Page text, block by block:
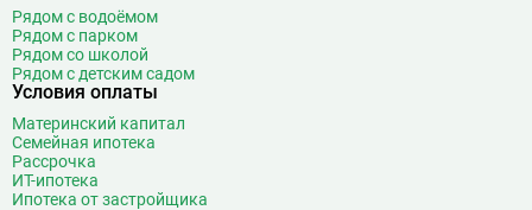
Рядом с водоёмом
Рядом с парком
Рядом со школой
Рядом с детским садом
Условия оплаты
Материнский капитал
Семейная ипотека
Рассрочка
ИТ-ипотека
Ипотека от застройщика